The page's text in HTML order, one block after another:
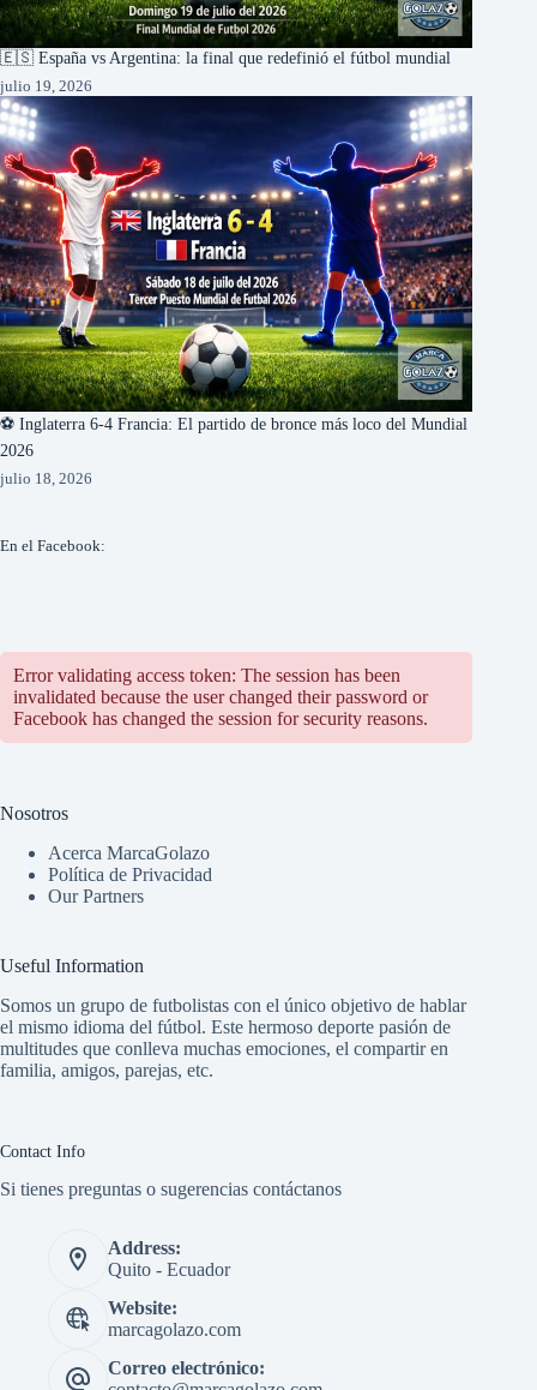
🇪🇸 España vs Argentina: la final que redefinió el fútbol mundial
julio 19, 2026
⚽ Inglaterra 6-4 Francia: El partido de bronce más loco del Mundial
2026
julio 18, 2026
En el Facebook:
Error validating access token: The session has been
invalidated because the user changed their password or
Facebook has changed the session for security reasons.
Nosotros
Acerca MarcaGolazo
Política de Privacidad
Our Partners
Useful Information
Somos un grupo de futbolistas con el único objetivo de hablar
el mismo idioma del fútbol. Este hermoso deporte pasión de
multitudes que conlleva muchas emociones, el compartir en
familia, amigos, parejas, etc.
Contact Info
Si tienes preguntas o sugerencias contáctanos
Address:
Quito - Ecuador
Website:
marcagolazo.com
Correo electrónico: